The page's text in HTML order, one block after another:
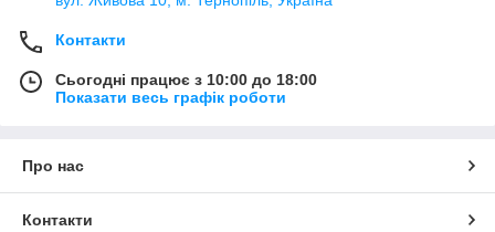
Контакти
Сьогодні працює з 10:00 до 18:00
Показати весь графік роботи
Про нас
Контакти